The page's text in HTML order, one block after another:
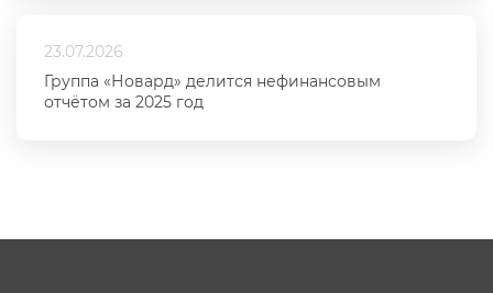
23.07.2026
Группа «Новард» делится нефинансовым
отчётом за 2025 год